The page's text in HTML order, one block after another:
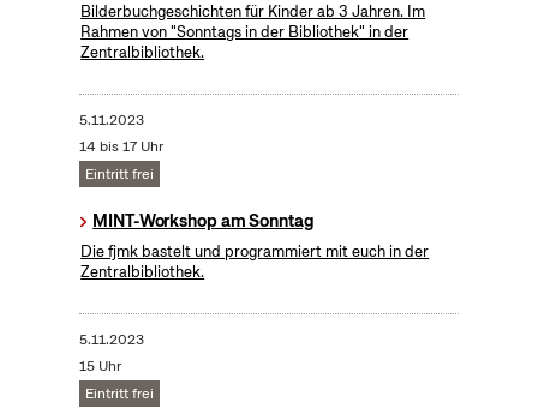
Bilderbuchgeschichten für Kinder ab 3 Jahren. Im
Rahmen von "Sonntags in der Bibliothek" in der
Zentralbibliothek.
5.11.2023
14 bis 17 Uhr
Eintritt frei
MINT-Workshop am Sonntag
Die fjmk bastelt und programmiert mit euch in der
Zentralbibliothek.
5.11.2023
15 Uhr
Eintritt frei